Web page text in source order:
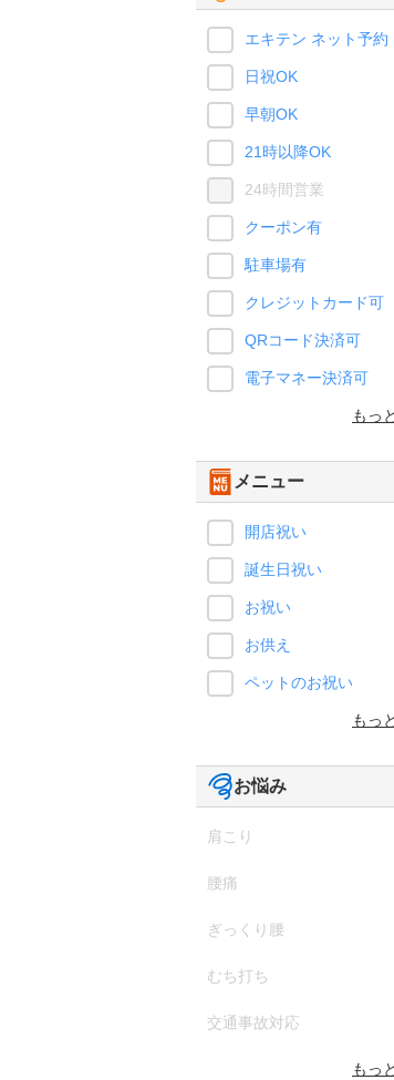
エキテン ネット予約
日祝OK
早朝OK
21時以降OK
24時間営業
クーポン有
駐車場有
クレジットカード可
QRコード決済可
電子マネー決済可
もっ
メニュー
開店祝い
誕生日祝い
お祝い
お供え
ペットのお祝い
もっ
お悩み
肩こり
腰痛
ぎっくり腰
むち打ち
交通事故対応
もっ